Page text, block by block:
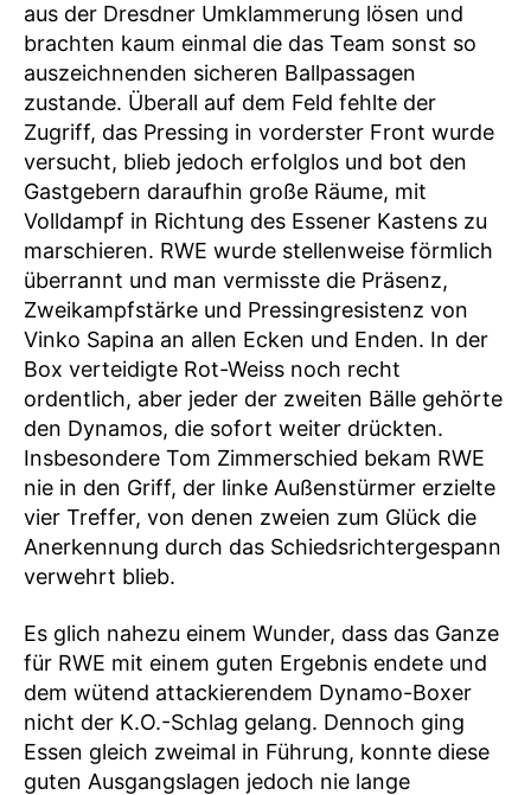
aus der Dresdner Umklammerung lösen und
brachten kaum einmal die das Team sonst so
auszeichnenden sicheren Ballpassagen
zustande. Überall auf dem Feld fehlte der
Zugriff, das Pressing in vorderster Front wurde
versucht, blieb jedoch erfolglos und bot den
Gastgebern daraufhin große Räume, mit
Volldampf in Richtung des Essener Kastens zu
marschieren. RWE wurde stellenweise förmlich
überrannt und man vermisste die Präsenz,
Zweikampfstärke und Pressingresistenz von
Vinko Sapina an allen Ecken und Enden. In der
Box verteidigte Rot-Weiss noch recht
ordentlich, aber jeder der zweiten Bälle gehörte
den Dynamos, die sofort weiter drückten.
Insbesondere Tom Zimmerschied bekam RWE
nie in den Griff, der linke Außenstürmer erzielte
vier Treffer, von denen zweien zum Glück die
Anerkennung durch das Schiedsrichtergespann
verwehrt blieb.
Es glich nahezu einem Wunder, dass das Ganze
für RWE mit einem guten Ergebnis endete und
dem wütend attackierendem Dynamo-Boxer
nicht der K.O.-Schlag gelang. Dennoch ging
Essen gleich zweimal in Führung, konnte diese
guten Ausgangslagen jedoch nie lange